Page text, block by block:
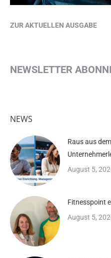
ZUR AKTUELLEN AUSGABE
NEWSLETTER
NEWS
Raus aus
August 5,
Fitnesspoint
August 5,